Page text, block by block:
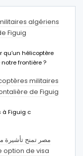
algériens
Figuig
qu’un hélicoptère
frontière ?
militaires
de Figuig
à Figuig c
مصر تمنح تأشيرة
option de visa